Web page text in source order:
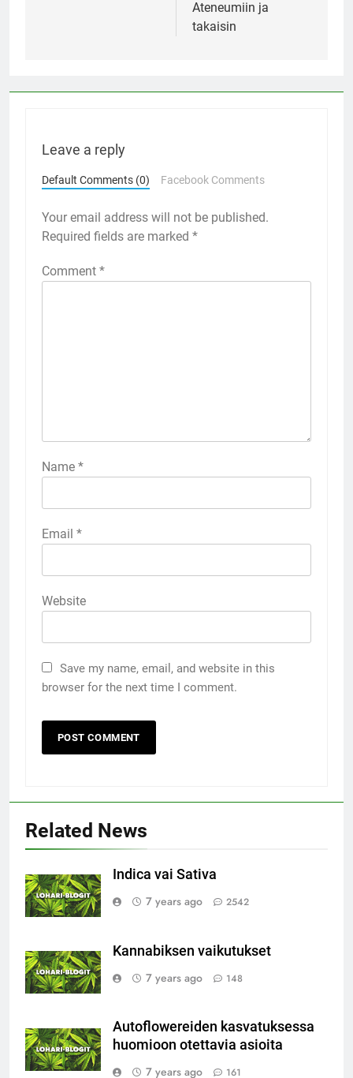
Ateneumiin ja
takaisin
Leave a reply
Default Comments (0) Facebook Comments
Your email address will not be published.
Required fields are marked *
Comment *
Name *
Email *
Website
Save my name, email, and website in this
browser for the next time I comment.
Related News
Indica vai Sativa
7 years ago
2542
Kannabiksen vaikutukset
7 years ago
148
Autoflowereiden kasvatuksessa
huomioon otettavia asioita
7 years ago
161